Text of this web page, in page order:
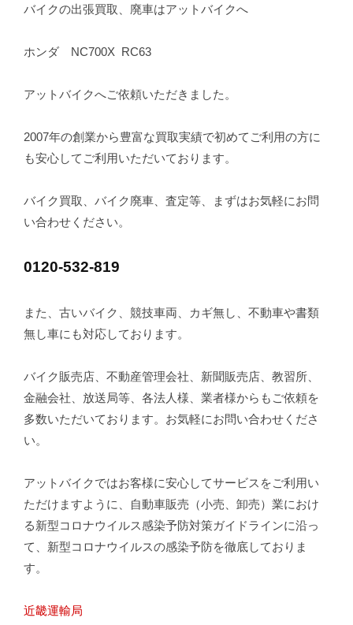
バイクの出張買取、廃車はアットバイクへ
ホンダ NC700X RC63
アットバイクへご依頼いただきました。
2007年の創業から豊富な買取実績で初めてご利用の方に
も安心してご利用いただいております。
バイク買取、バイク廃車、査定等、まずはお気軽にお問
い合わせください。
0120-532-819
また、古いバイク、競技車両、カギ無し、不動車や書類
無し車にも対応しております。
バイク販売店、不動産管理会社、新聞販売店、教習所、
金融会社、放送局等、各法人様、業者様からもご依頼を
多数いただいております。お気軽にお問い合わせくださ
い。
アットバイクではお客様に安心してサービスをご利用い
ただけますように、自動車販売（小売、卸売）業におけ
る新型コロナウイルス感染予防対策ガイドラインに沿っ
て、新型コロナウイルスの感染予防を徹底しておりま
す。
近畿運輸局